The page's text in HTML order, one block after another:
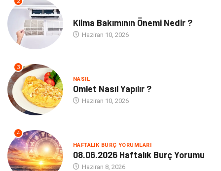
2
Klima Bakımının Önemi Nedir ?
Haziran 10, 2026
3
NASIL
Omlet Nasıl Yapılır ?
Haziran 10, 2026
4
HAFTALIK BURÇ YORUMLARI
08.06.2026 Haftalık Burç Yorumu
Haziran 8, 2026